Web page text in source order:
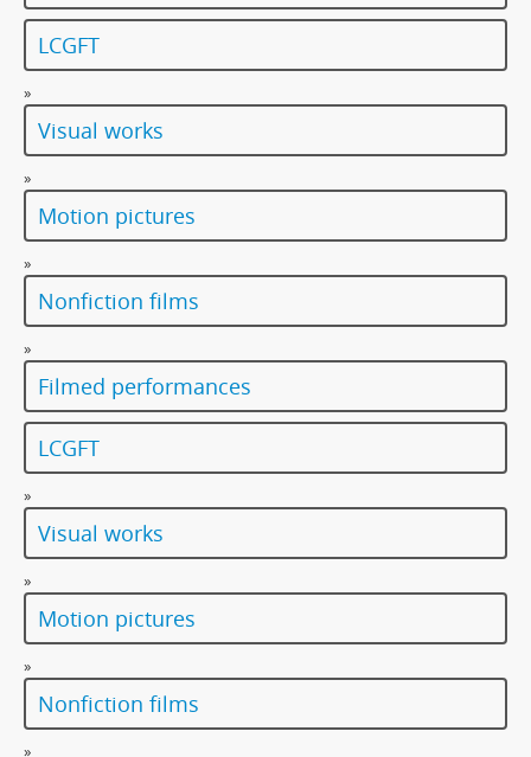
[Subseries] Cosmos – Křižíkova fontána
LCGFT
»
Visual works
»
Motion pictures
»
Nonfiction films
»
Filmed performances
LCGFT
»
Visual works
»
Motion pictures
»
Nonfiction films
»